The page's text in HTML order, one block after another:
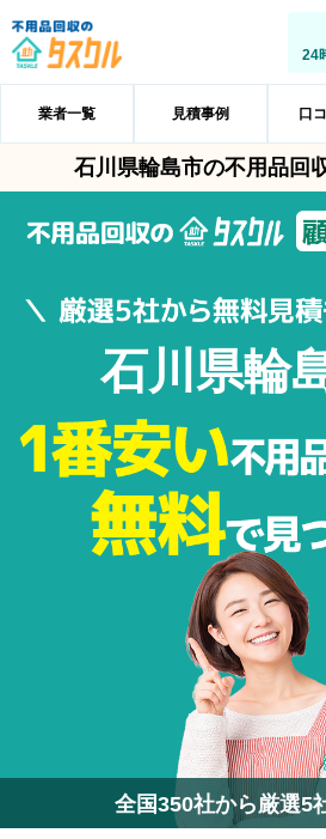
24
業者一覧 見積事例 口
石川県輪島市の不用品回
石川県輪
全国350社から厳選5